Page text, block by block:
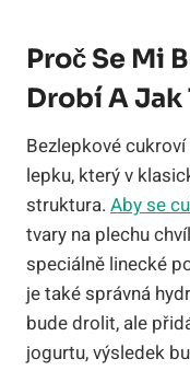
Proč Se Mi
Drobí A Jak
Bezlepkové
lepku, který v
struktura. Aby se
tvary na plechu
speciálně linecké
je také správná
bude drolit, ale
jogurtu, výsledek